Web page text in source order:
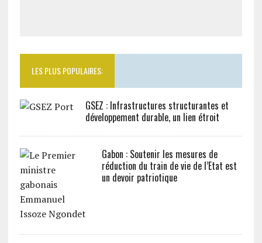
LES PLUS POPULAIRES:
GSEZ : Infrastructures structurantes et
développement durable, un lien étroit
Gabon : Soutenir les mesures de
réduction du train de vie de l’Etat est
un devoir patriotique